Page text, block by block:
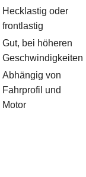
Hecklastig oder
frontlastig
Gut, bei höheren
Geschwindigkeiten
Abhängig von
Fahrprofil und
Motor